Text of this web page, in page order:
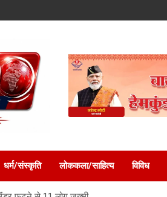
धर्म/संस्कृति लोककला/साहित्य विविध